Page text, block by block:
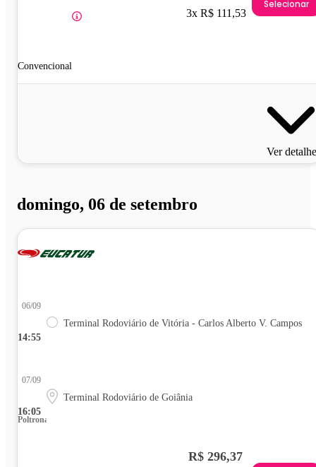
Convencional
3x R$ 111,53
Selecionar
Ver
domingo, 06 de setembro
14:55
06/09
Terminal Rodoviário de Vitória - Carlos Alberto V. Campos
16:05
07/09
Terminal Rodoviário de Goiânia
Poltrona
R$ 296,37